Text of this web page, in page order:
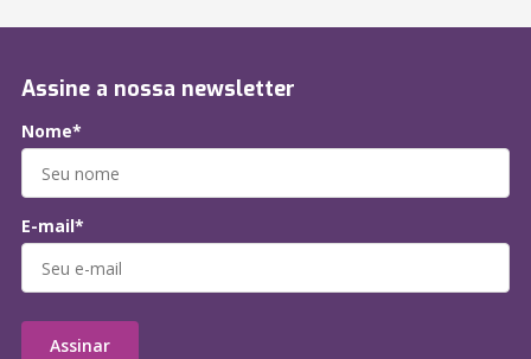
Assine a nossa newsletter
Nome*
E-mail*
Assinar